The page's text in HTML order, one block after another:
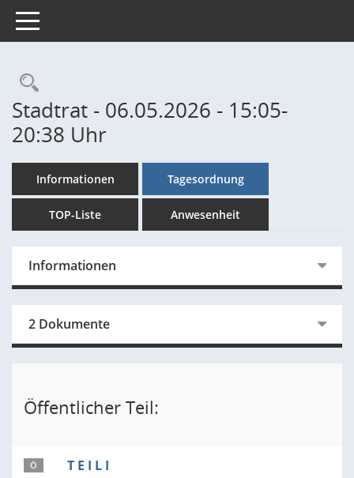
Toggle navigation
Rechercheauswahl
Stadtrat - 06.05.2026 - 15:05-
20:38 Uhr
Informationen Tagesordnung
TOP-Liste Anwesenheit
Informationen
2 Dokumente
Öffentlicher Teil:
Ö T E I L I